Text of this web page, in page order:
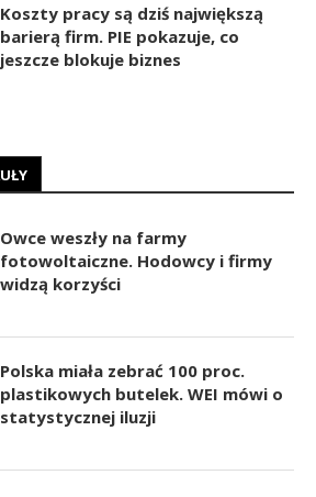
Koszty pracy są dziś największą
barierą firm. PIE pokazuje, co
jeszcze blokuje biznes
Owce weszły na farmy
fotowoltaiczne. Hodowcy i firmy
widzą korzyści
Polska miała zebrać 100 proc.
plastikowych butelek. WEI mówi o
statystycznej iluzji